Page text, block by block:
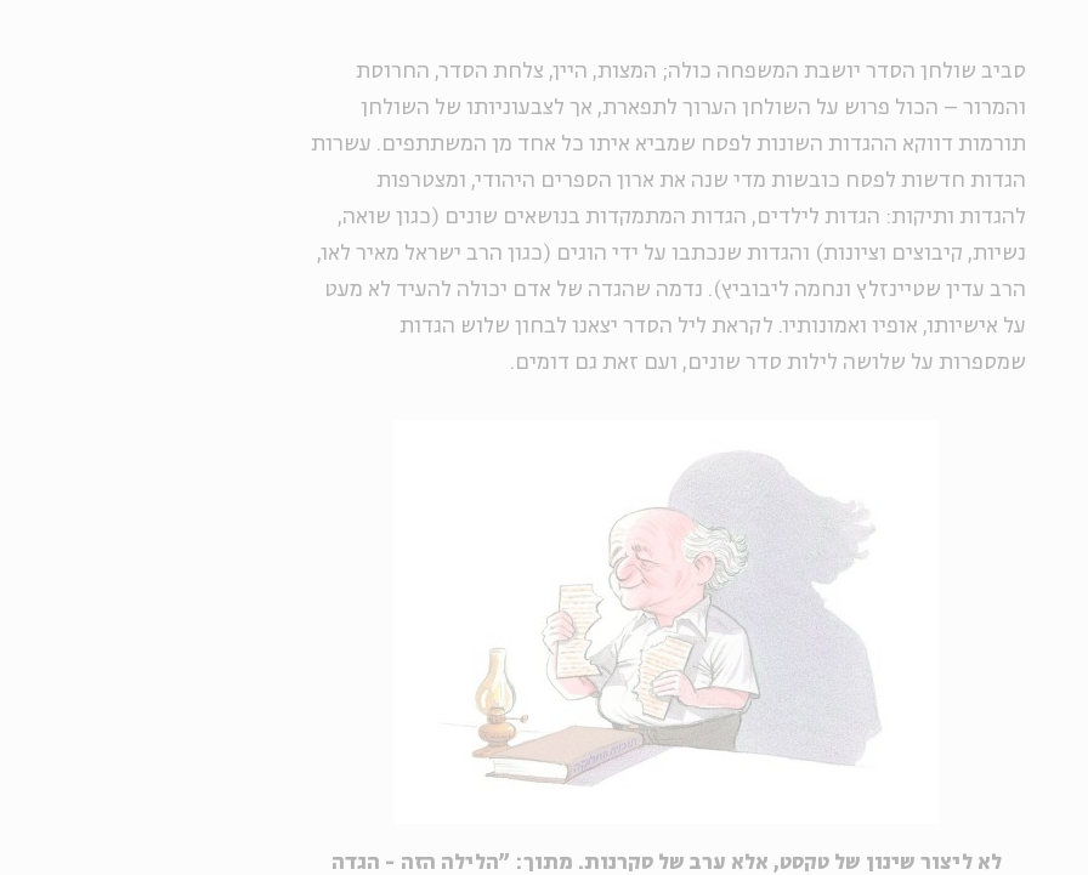
סביב שולחן הסדר יושבת המשפחה כולה; המצות, היין, צלחת הסדר, החרוסת
והמרור – הכול פרוש על השולחן הערוך לתפארת, אך לצבעוניותו של השולחן
תורמות דווקא ההגדות השונות לפסח שמביא איתו כל אחד מן המשתתפים. עשרות
הגדות חדשות לפסח כובשות מדי שנה את ארון הספרים היהודי, ומצטרפות
להגדות ותיקות: הגדות לילדים, הגדות המתמקדות בנושאים שונים (כגון שואה,
נשיות, קיבוצים וציונות) והגדות שנכתבו על ידי הוגים (כגון הרב ישראל מאיר לאו,
הרב עדין שטיינזלץ ונחמה ליבוביץ). נדמה שהגדה של אדם יכולה להעיד לא מעט
על אישיותו, אופיו ואמונותיו. לקראת ליל הסדר יצאנו לבחון שלוש הגדות
שמספרות על שלושה לילות סדר שונים, ועם זאת גם דומים.
לא ליצור שינון של טקסט, אלא ערב של סקרנות. מתוך: "הלילה הזה - הגדה